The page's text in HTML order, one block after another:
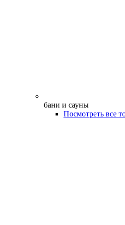
бани и сауны
Посмотреть все